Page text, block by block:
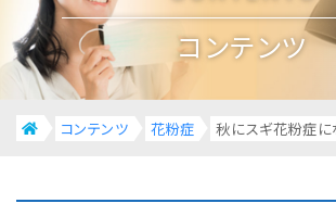
コンテンツ
コンテンツ 花粉症